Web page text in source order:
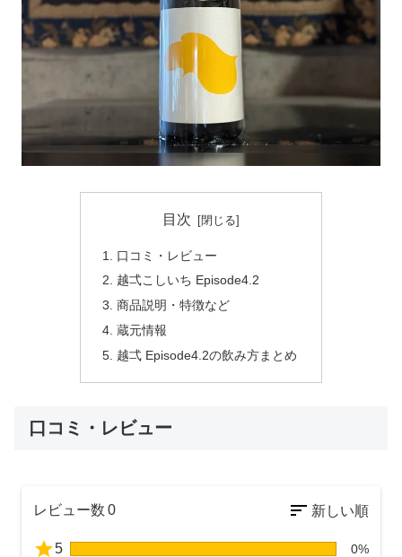
目次
口コミ・レビュー
越弌こしいち Episode4.2
商品説明・特徴など
蔵元情報
越弌 Episode4.2の飲み方まとめ
口コミ・レビュー
レビュー数 0
5 0%